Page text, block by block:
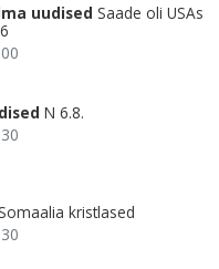
uudised Saade oli USAs
N 6.8.
kristlased